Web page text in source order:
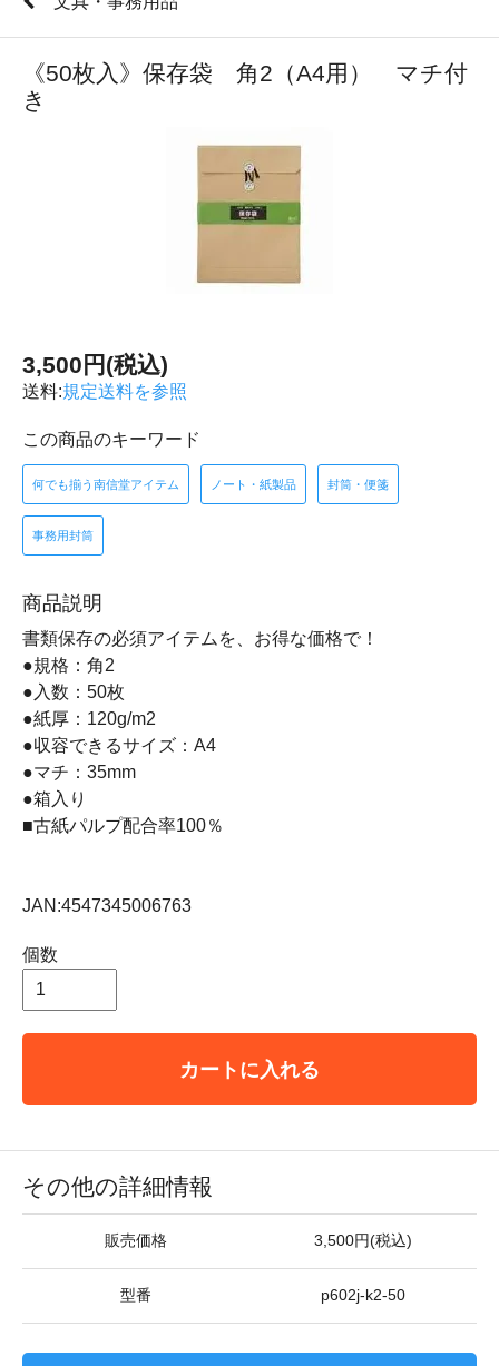
《50枚入》保存袋 角2（A4用） マチ付
き
3,500円(税込)
送料:規定送料を参照
この商品のキーワード
何でも揃う南信堂アイテム ノート・紙製品 封筒・便箋
事務用封筒
商品説明
書類保存の必須アイテムを、お得な価格で！
●規格：角2
●入数：50枚
●紙厚：120g/m2
●収容できるサイズ：A4
●マチ：35mm
●箱入り
■古紙パルプ配合率100％
JAN:4547345006763
個数
カートに入れる
その他の詳細情報
販売価格 3,500円(税込)
型番 p602j-k2-50